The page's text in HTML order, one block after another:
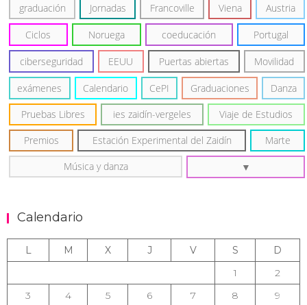
graduación Jornadas Francoville Viena Austria
Ciclos Noruega coeducación Portugal
ciberseguridad EEUU Puertas abiertas Movilidad
exámenes Calendario CePI Graduaciones Danza
Pruebas Libres ies zaidín-vergeles Viaje de Estudios
Premios Estación Experimental del Zaidín Marte
Música y danza
Calendario
L M X J V S
D
1
2
3
4 5 6 7 8 9